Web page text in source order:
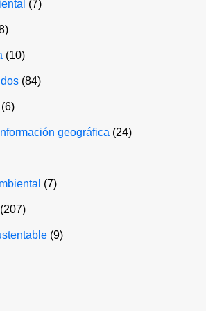
(7)
(10)
(84)
(6)
geográfica (24)
(7)
(207)
(9)